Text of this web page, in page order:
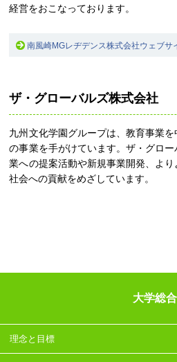
経営をおこなっております。
南風崎MGレヂデンス株式会社ウェブサ
ザ・グローバルズ株式会社
九州文化学園グループは、教育事業
の事業を手がけています。ザ・グロ
業への提案活動や新規事業開発、より
社会への貢献をめざしています。
大学総合
理念と目標